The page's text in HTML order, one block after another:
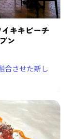
キキビーチ
ン
合させた新し